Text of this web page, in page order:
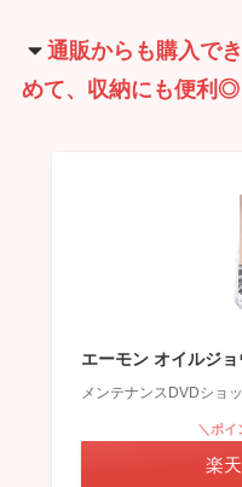
通販からも購入で
めて、収納にも便利◎
エーモン オイルジ
メンテナンスDVDショ
＼ポイ
楽